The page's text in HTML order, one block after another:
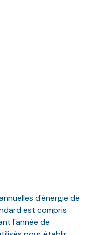
d'énergie de
est compris
l'année de